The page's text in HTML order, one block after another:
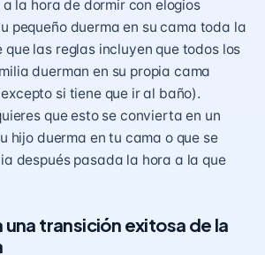
la hora de dormircon elogios
pequeño duerma en su cama toda la
que las reglas incluyen que todos los
duerman en su propia cama
si tiene que ir al baño).
que esto se convierta en un
hijo duerma en tu cama o que se
después pasada la hora a la que
una transición exitosa de la